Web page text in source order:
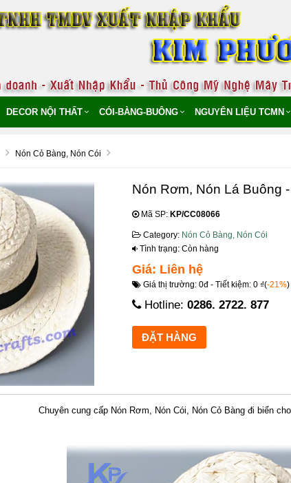
DECOR NỘI THẤT CÓI-BÀNG-BUÔNG NGUYÊN LIỆU TCMN
Nón Cỏ Bàng, Nón Cói
Nón Rơm, Nón Lá Buông
Mã SP: KP/CC08066
Category: Nón Cỏ Bàng, Nón Cói
Tình trạng: Còn hàng
Giá: Liên hệ
Giá thị trường: 0đ - Tiết kiệm: 0 ₫(-21%)
Hotline: 0286. 2722. 877
Chuyên cung cấp Nón Rơm, Nón Cói, Nón Cỏ Bàng đi biển